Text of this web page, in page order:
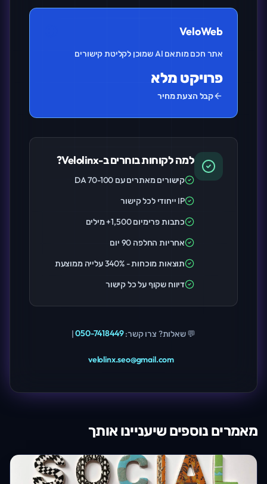
VeloWeb
אתר חכם מותאם AI שמוכן לקליטת קישורים
פרויקט מלא
קבל הצעת מחיר
למה לקוחות בוחרים ב-Velolinx?
קישורים מאתרים עם DA 70-100
IP ייחודי לכל קישור
כתבות פרימיום 1,500+ מילים
אחריות החלפה 90 יום
תוצאות מוכחות - 340% עלייה ממוצעת
דיווח שקוף על כל קישור
💬 שאלות? צרו קשר:050-7418449
|
velolinx.seo@gmail.com
מאמרים נוספים שיעניינו אותך